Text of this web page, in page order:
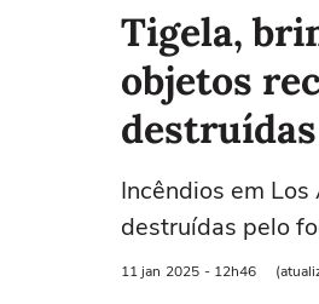
Tigela,
objetos
Incêndios em
destruídas pelo
11 jan 2025 - 12h46